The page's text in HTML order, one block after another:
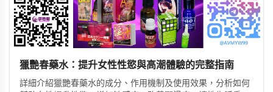
獵艷春藥水：提升女性性慾與高潮體驗的完整指南
詳細介紹獵艷春藥水的成分、作用機制及使用效果，分析如何